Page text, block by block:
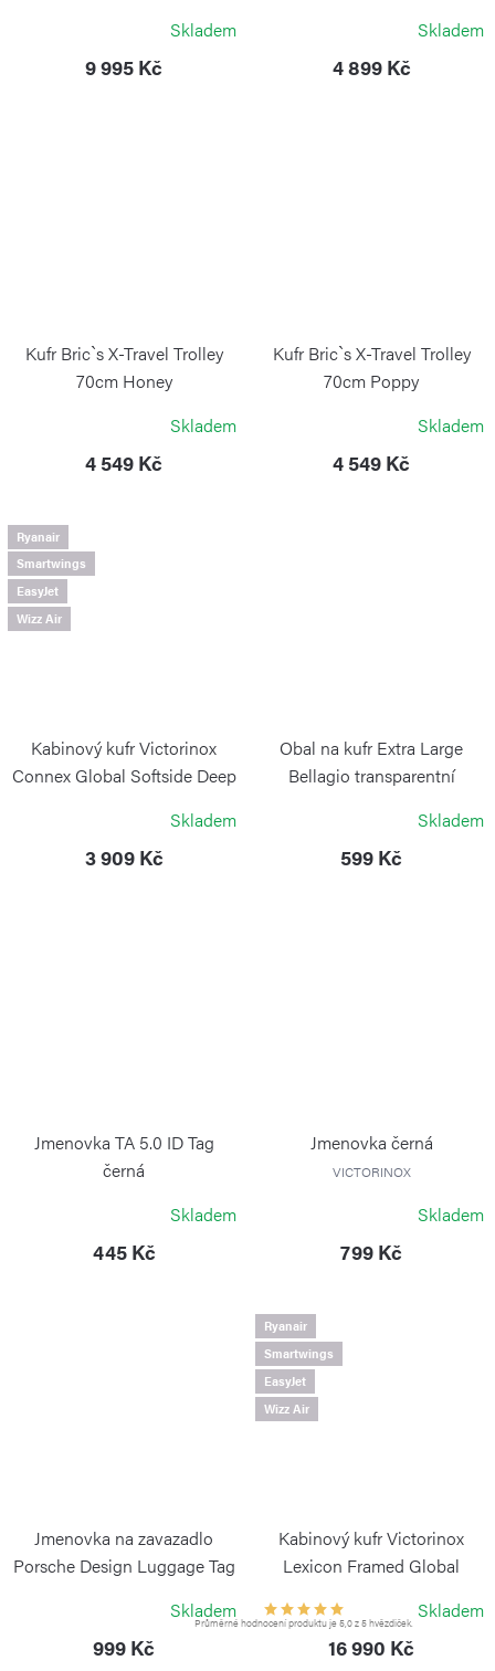
Skladem
9 995 Kč
Skladem
4 899 Kč
Kufr Bric`s X-Travel Trolley
70cm Honey
Skladem
4 549 Kč
Kufr Bric`s X-Travel Trolley
70cm Poppy
Skladem
4 549 Kč
Ryanair
Smartwings
EasyJet
Wizz Air
Kabinový kufr Victorinox
Connex Global Softside Deep
Skladem
3 909 Kč
Obal na kufr Extra Large
Bellagio transparentní
Skladem
599 Kč
Jmenovka TA 5.0 ID Tag
černá
Skladem
445 Kč
Jmenovka černá
VICTORINOX
Skladem
799 Kč
Jmenovka na zavazadlo
Porsche Design Luggage Tag
Skladem
999 Kč
Ryanair
Smartwings
EasyJet
Wizz Air
Kabinový kufr Victorinox
Lexicon Framed Global
VICTORINOX
Průměrné hodnocení produktu je 5,0 z 5 hvězdiček.
Skladem
16 990 Kč